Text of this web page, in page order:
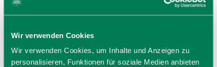
Wir verwenden Cookies
Wir verwenden Cookies, um Inhalte und Anzeigen zu
personalisieren, Funktionen für soziale Medien anbieten
1 Orange
4cl SLYRS Bavarian Cream Likör
Alternativ 2 EL Ahornsirup
Zimt